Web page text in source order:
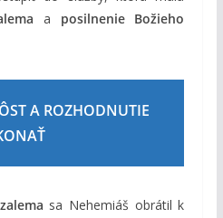
a posilnenie Božieho
A ROZHODNUTIE
sa Nehemiáš obrátil k